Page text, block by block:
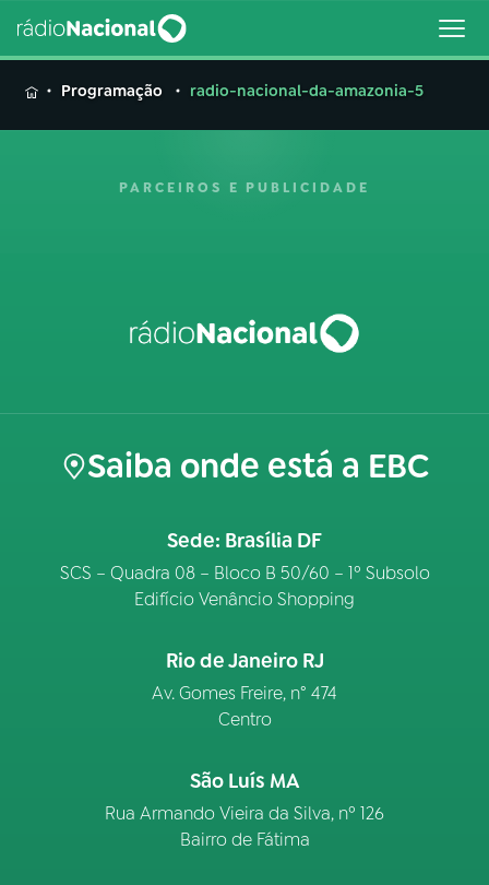
MENU
AO VIVO
02A RÁDIO
PROGRAMAÇÃO
PODCASTS
Programação radio-nacional-da-amazonia-5
PARCEIROS E PUBLICIDADE
Saiba onde está a EBC
Sede: Brasília DF
SCS – Quadra 08 – Bloco B 50/60 – 1º Subsolo
Edifício Venâncio Shopping
Rio de Janeiro RJ
Av. Gomes Freire, n° 474
Centro
São Luís MA
Rua Armando Vieira da Silva, nº 126
Bairro de Fátima